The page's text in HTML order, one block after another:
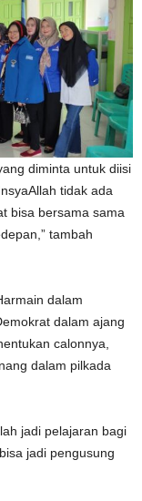
diminta untuk diisi
tidak ada
bisa bersama sama
tambah
dalam
dalam ajang
calonnya,
dalam pilkada
jadi pelajaran bagi
jadi pengusung